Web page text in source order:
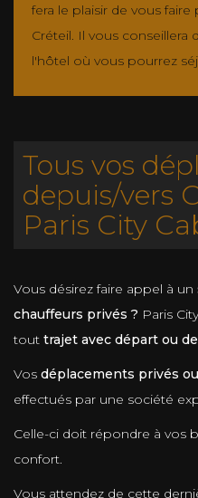
fera le plaisir de vous
Créteil. Il vous conseillera
l'hôtel où vous pourrez
Tous vos
depuis/vers
Paris City
Vous désirez faire appel à un
chauffeurs privés ? Paris
tout trajet avec départ ou
Vos déplacements privés
effectués par une société
Celle-ci doit répondre à vos
confort.
Vous attendez de cette